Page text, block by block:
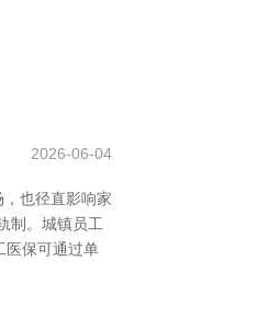
2026-06-04
也径直影响家
制。城镇员工
医保可通过单